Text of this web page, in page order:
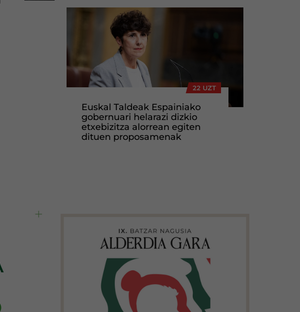
22 UZT
Euskal Taldeak Espainiako
gobernuari helarazi dizkio
etxebizitza alorrean egiten
dituen proposamenak